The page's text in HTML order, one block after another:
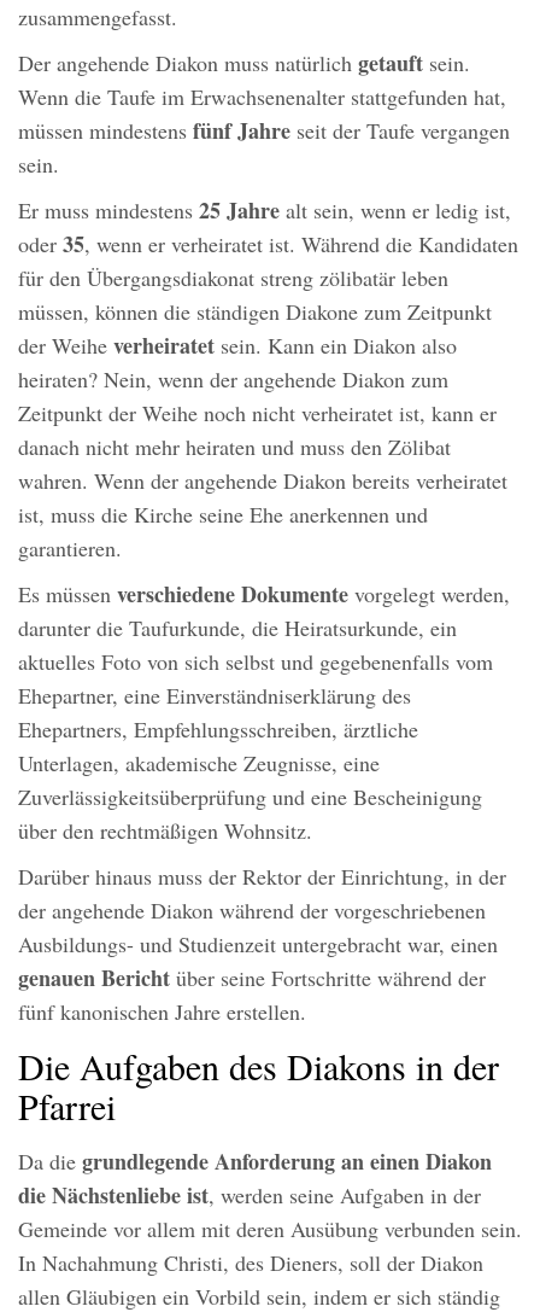
zusammengefasst.
Der angehende Diakon muss natürlich getauft sein.
Wenn die Taufe im Erwachsenenalter stattgefunden hat,
müssen mindestens fünf Jahre seit der Taufe vergangen
sein.
Er muss mindestens 25 Jahre alt sein, wenn er ledig ist,
oder 35, wenn er verheiratet ist. Während die Kandidaten
für den Übergangsdiakonat streng zölibatär leben
müssen, können die ständigen Diakone zum Zeitpunkt
der Weihe verheiratet sein. Kann ein Diakon also
heiraten? Nein, wenn der angehende Diakon zum
Zeitpunkt der Weihe noch nicht verheiratet ist, kann er
danach nicht mehr heiraten und muss den Zölibat
wahren. Wenn der angehende Diakon bereits verheiratet
ist, muss die Kirche seine Ehe anerkennen und
garantieren.
Es müssen verschiedene Dokumente vorgelegt werden,
darunter die Taufurkunde, die Heiratsurkunde, ein
aktuelles Foto von sich selbst und gegebenenfalls vom
Ehepartner, eine Einverständniserklärung des
Ehepartners, Empfehlungsschreiben, ärztliche
Unterlagen, akademische Zeugnisse, eine
Zuverlässigkeitsüberprüfung und eine Bescheinigung
über den rechtmäßigen Wohnsitz.
Darüber hinaus muss der Rektor der Einrichtung, in der
der angehende Diakon während der vorgeschriebenen
Ausbildungs- und Studienzeit untergebracht war, einen
genauen Bericht über seine Fortschritte während der
fünf kanonischen Jahre erstellen.
Die Aufgaben des Diakons in der
Pfarrei
Da die grundlegende Anforderung an einen Diakon
die Nächstenliebeist, werden seine Aufgaben in der
Gemeinde vor allem mit deren Ausübung verbunden sein.
In Nachahmung Christi, des Dieners, soll der Diakon
allen Gläubigen ein Vorbild sein, indem er sich ständig